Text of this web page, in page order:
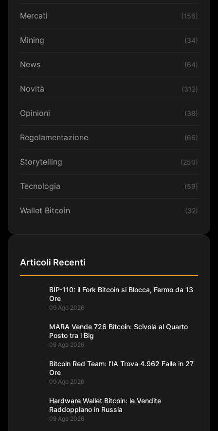
Mercati (156)
Mining (34)
News (64)
Novità (312)
Opinioni (38)
Regolamentazione (66)
Storytelling (250)
Tecnologia (59)
Wallet Bitcoin (32)
Articoli Recenti
BIP-110: il Fork Bitcoin si Blocca, Fermo da 13
Ore
09 Ago 2026
MARA Vende 726 Bitcoin: Scivola al Quarto
Posto tra i Big
09 Ago 2026
Bitcoin Red Team: l’IA Trova 4.962 Falle in 27
Ore
09 Ago 2026
Hardware Wallet Bitcoin: le Vendite
Raddoppiano in Russia
09 Ago 2026